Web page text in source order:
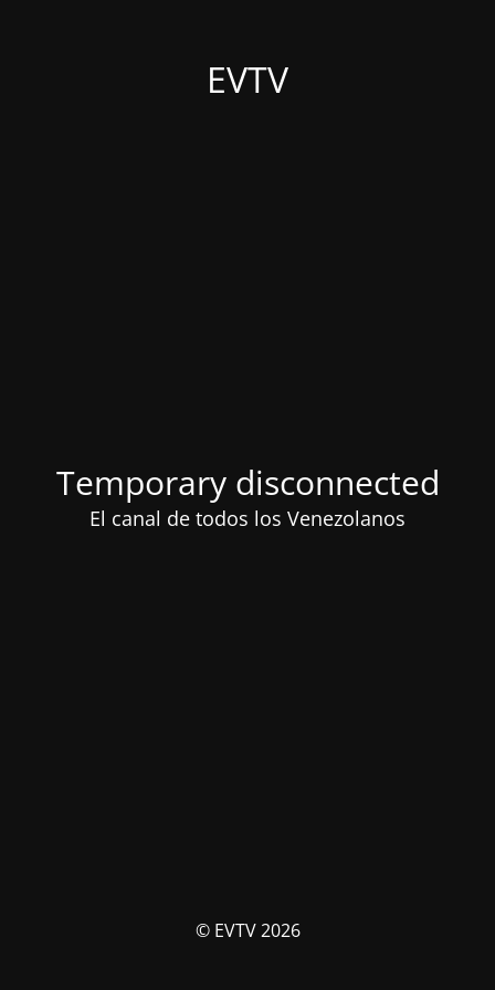
EVTV
Temporary disconnected
El canal de todos los Venezolanos
© EVTV 2026